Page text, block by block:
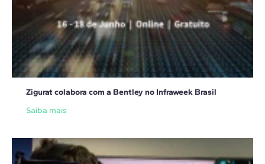
Zigurat colabora com a Bentley no Infraweek Brasil
Saiba mais